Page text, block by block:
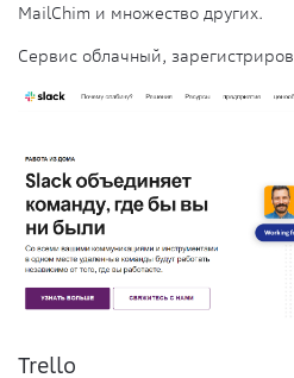
MailChim и множество других.
Сервис облачный,
Trello